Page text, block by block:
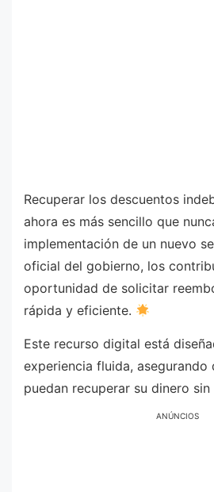
Recuperar los descuentos
ahora es más sencillo que
implementación de un nuevo
oficial del gobierno, los
oportunidad de solicitar
rápida y eficiente.
Este recurso digital está
experiencia fluida, asegurando
puedan recuperar su dinero
ANÚNCIOS